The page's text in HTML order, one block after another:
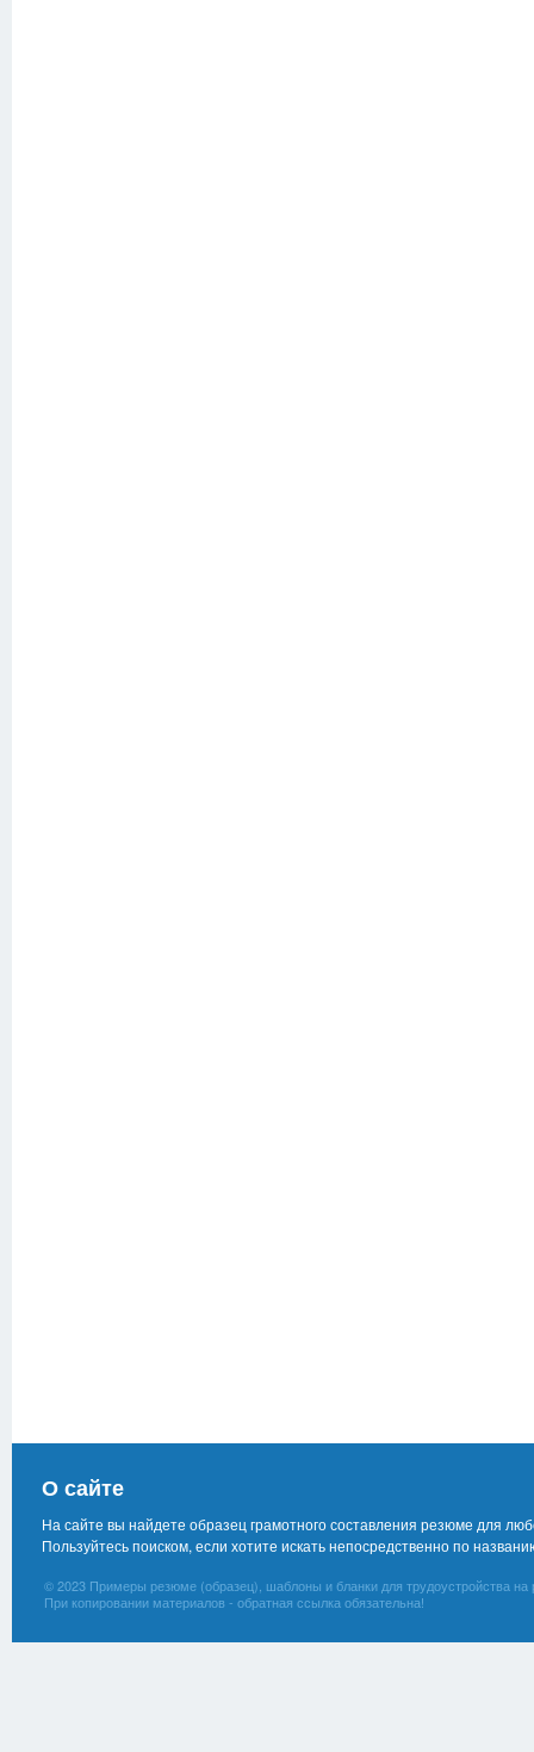
О сайте
На сайте вы найдете образец грамотного составления резюме для
Пользуйтесь поиском, если хотите искать непосредственно по
© 2023 Примеры резюме (образец), шаблоны и бланки для трудоустройства на
При копировании материалов - обратная ссылка обязательна!